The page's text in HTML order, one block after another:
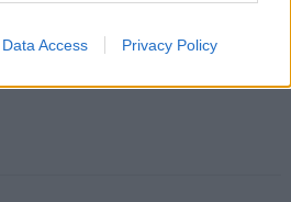
Data Access Privacy Policy